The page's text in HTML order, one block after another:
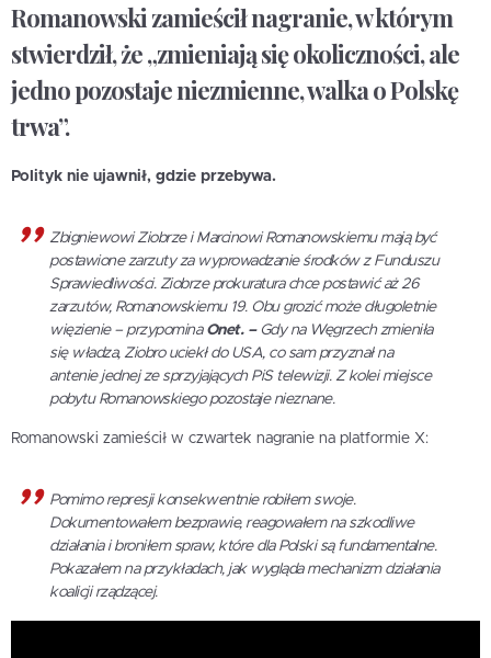
Romanowski zamieścił nagranie, w którym
stwierdził, że „zmieniają się okoliczności, ale
jedno pozostaje niezmienne, walka o Polskę
trwa”.
Polityk nie ujawnił, gdzie przebywa.
Zbigniewowi Ziobrze i Marcinowi Romanowskiemu mają być
postawione zarzuty za wyprowadzanie środków z Funduszu
Sprawiedliwości. Ziobrze prokuratura chce postawić aż 26
zarzutów, Romanowskiemu 19. Obu grozić może długoletnie
więzienie – przypomina Onet. –Gdy na Węgrzech zmieniła
się władza, Ziobro uciekł do USA, co sam przyznał na
antenie jednej ze sprzyjających PiS telewizji. Z kolei miejsce
pobytu Romanowskiego pozostaje nieznane.
Romanowski zamieścił w czwartek nagranie na platformie X:
Pomimo represji konsekwentnie robiłem swoje.
Dokumentowałem bezprawie, reagowałem na szkodliwe
działania i broniłem spraw, które dla Polski są fundamentalne.
Pokazałem na przykładach, jak wygląda mechanizm działania
koalicji rządzącej.